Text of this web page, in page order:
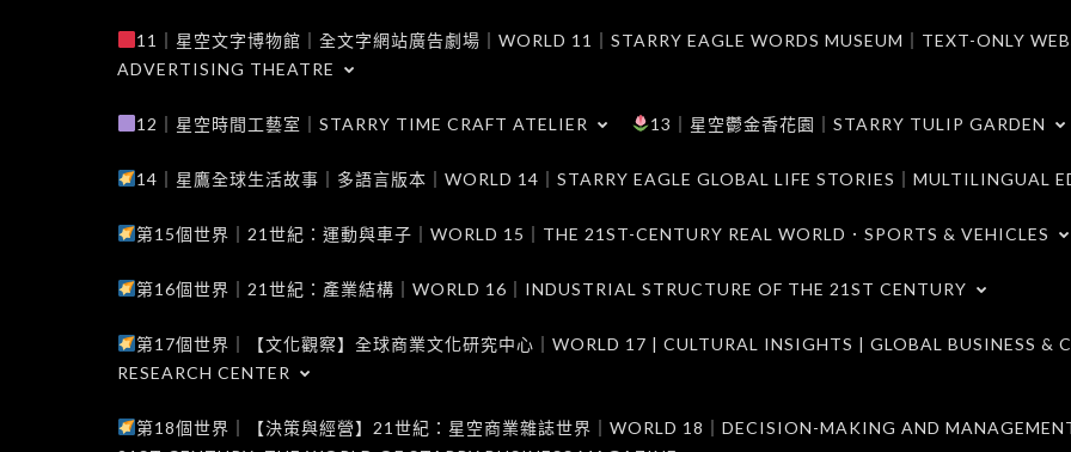
11｜星空文字博物館｜全文字網站廣告劇場｜WORLD 11｜STARRY EAGLE WORDS MUSEUM｜TEXT-ONLY
ADVERTISING THEATRE
12｜星空時間工藝室｜STARRY TIME CRAFT ATELIER 13｜星空鬱金香花園｜STARRY TULIP GARDEN
14｜星鷹全球生活故事｜多語言版本｜WORLD 14｜STARRY EAGLE GLOBAL LIFE STORIES｜MULTILINGUAL
第15個世界｜21世紀：運動與車子｜WORLD 15｜THE 21ST-CENTURY REAL WORLD．SPORTS & VEHICLES
第16個世界｜21世紀：產業結構｜WORLD 16｜INDUSTRIAL STRUCTURE OF THE 21ST CENTURY
第17個世界｜【文化觀察】全球商業文化研究中心｜WORLD 17 | CULTURAL INSIGHTS | GLOBAL BUSINESS &
RESEARCH CENTER
第18個世界｜【決策與經營】21世紀：星空商業雜誌世界｜WORLD 18｜DECISION-MAKING AND